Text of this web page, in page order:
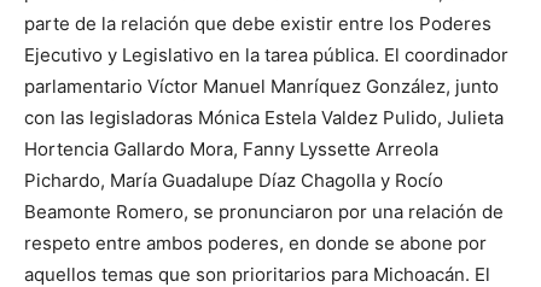
parte de la relación que debe existir entre los Poderes
Ejecutivo y Legislativo en la tarea pública. El coordinador
parlamentario Víctor Manuel Manríquez González, junto
con las legisladoras Mónica Estela Valdez Pulido, Julieta
Hortencia Gallardo Mora, Fanny Lyssette Arreola
Pichardo, María Guadalupe Díaz Chagolla y Rocío
Beamonte Romero, se pronunciaron por una relación de
respeto entre ambos poderes, en donde se abone por
aquellos temas que son prioritarios para Michoacán. El